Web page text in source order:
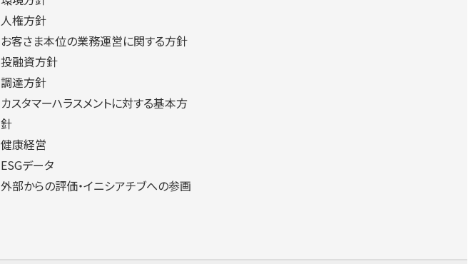
人権方針
お客さま本位の業務運営に関する方針
投融資方針
調達方針
カスタマーハラスメントに対する基本方
針
健康経営
ESGデータ
外部からの評価・イニシアチブへの参画